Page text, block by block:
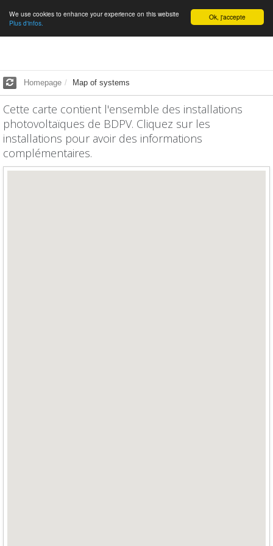
English Ok, j'accepte
We use cookies to enhance your experience on this website
Plus d'infos.
Homepage Map of systems
Cette carte contient l'ensemble des installations
photovoltaïques de BDPV. Cliquez sur les
installations pour avoir des informations
complémentaires.